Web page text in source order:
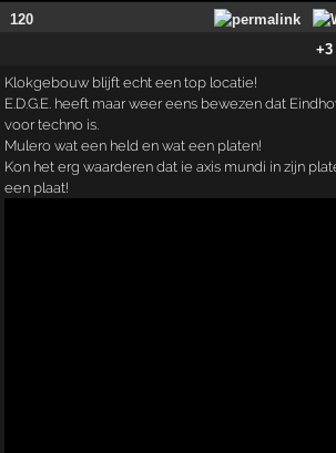
120
+3
Klokgebouw blijft echt een top locatie!
E.D.G.E. heeft maar weer eens bewezen dat
voor techno is.
Mulero wat een held en wat een platen!
Kon het erg waarderen dat ie axis mundi in zijn
een plaat!